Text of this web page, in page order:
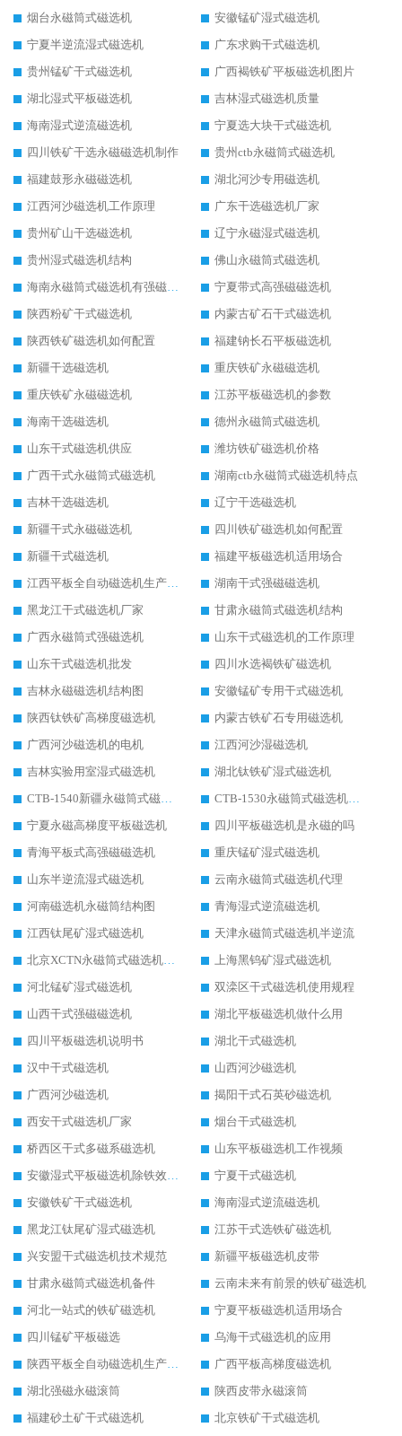
烟台永磁筒式磁选机
安徽锰矿湿式磁选机
宁夏半逆流湿式磁选机
广东求购干式磁选机
贵州锰矿干式磁选机
广西褐铁矿平板磁选机图片
湖北湿式平板磁选机
吉林湿式磁选机质量
海南湿式逆流磁选机
宁夏选大块干式磁选机
四川铁矿干选永磁磁选机制作
贵州ctb永磁筒式磁选机
福建鼓形永磁磁选机
湖北河沙专用磁选机
江西河沙磁选机工作原理
广东干选磁选机厂家
贵州矿山干选磁选机
辽宁永磁湿式磁选机
贵州湿式磁选机结构
佛山永磁筒式磁选机
海南永磁筒式磁选机有强磁的吗
宁夏带式高强磁磁选机
陕西粉矿干式磁选机
内蒙古矿石干式磁选机
陕西铁矿磁选机如何配置
福建钠长石平板磁选机
新疆干选磁选机
重庆铁矿永磁磁选机
重庆铁矿永磁磁选机
江苏平板磁选机的参数
海南干选磁选机
德州永磁筒式磁选机
山东干式磁选机供应
潍坊铁矿磁选机价格
广西干式永磁筒式磁选机
湖南ctb永磁筒式磁选机特点
吉林干选磁选机
辽宁干选磁选机
新疆干式永磁磁选机
四川铁矿磁选机如何配置
新疆干式磁选机
福建平板磁选机适用场合
江西平板全自动磁选机生产厂家
湖南干式强磁磁选机
黑龙江干式磁选机厂家
甘肃永磁筒式磁选机结构
广西永磁筒式强磁选机
山东干式磁选机的工作原理
山东干式磁选机批发
四川水选褐铁矿磁选机
吉林永磁磁选机结构图
安徽锰矿专用干式磁选机
陕西钛铁矿高梯度磁选机
内蒙古铁矿石专用磁选机
广西河沙磁选机的电机
江西河沙湿磁选机
吉林实验用室湿式磁选机
湖北钛铁矿湿式磁选机
CTB-1540新疆永磁筒式磁选机
CTB-1530永磁筒式磁选机代理商
宁夏永磁高梯度平板磁选机
四川平板磁选机是永磁的吗
青海平板式高强磁磁选机
重庆锰矿湿式磁选机
山东半逆流湿式磁选机
云南永磁筒式磁选机代理
河南磁选机永磁筒结构图
青海湿式逆流磁选机
江西钛尾矿湿式磁选机
天津永磁筒式磁选机半逆流
北京XCTN永磁筒式磁选机磁块位置
上海黑钨矿湿式磁选机
河北锰矿湿式磁选机
双滦区干式磁选机使用规程
山西干式强磁磁选机
湖北平板磁选机做什么用
四川平板磁选机说明书
湖北干式磁选机
汉中干式磁选机
山西河沙磁选机
广西河沙磁选机
揭阳干式石英砂磁选机
西安干式磁选机厂家
烟台干式磁选机
桥西区干式多磁系磁选机
山东平板磁选机工作视频
安徽湿式平板磁选机除铁效果怎么样
宁夏干式磁选机
安徽铁矿干式磁选机
海南湿式逆流磁选机
黑龙江钛尾矿湿式磁选机
江苏干式选铁矿磁选机
兴安盟干式磁选机技术规范
新疆平板磁选机皮带
甘肃永磁筒式磁选机备件
云南未来有前景的铁矿磁选机
河北一站式的铁矿磁选机
宁夏平板磁选机适用场合
四川锰矿平板磁选
乌海干式磁选机的应用
陕西平板全自动磁选机生产厂家
广西平板高梯度磁选机
湖北强磁永磁滚筒
陕西皮带永磁滚筒
福建砂土矿干式磁选机
北京铁矿干式磁选机